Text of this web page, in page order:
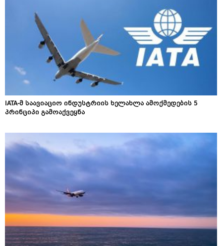
IATA-მ საავიაციო ინდუსტრიის ხელახლა ამოქმედების 5
პრინციპი გამოაქვეყნა